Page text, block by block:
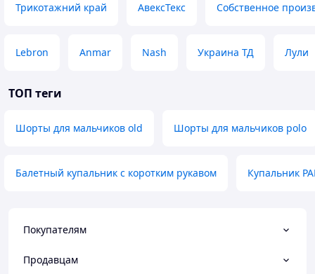
Трикотажний край АвексТекс Собственное
Lebron Anmar Nash Украина ТД Лули
ТОП теги
Шорты для мальчиков old Шорты для мальчиков polo
Балетный купальник с коротким рукавом Купальник
Покупателям
Продавцам